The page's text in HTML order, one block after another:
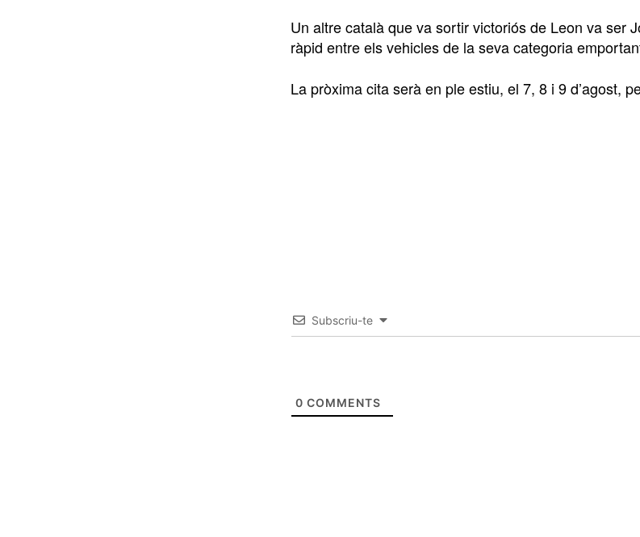
Un altre català que va sortir victoriós de Leon va ser
ràpid entre els vehicles de la seva categoria
La pròxima cita serà en ple estiu, el 7, 8 i 9 d’agost,
Subscriu-te
0 COMMENTS